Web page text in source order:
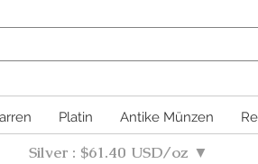
Platin Antike Münzen
Silver : $61.40 USD/oz ▼